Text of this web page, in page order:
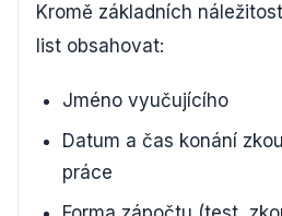
Kromě základních
list obsahovat:
Jméno vyučujícího
Datum a čas konání
práce